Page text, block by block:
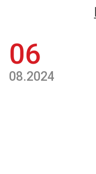
06
08.2024